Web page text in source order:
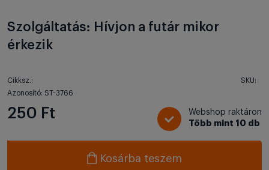
Szolgáltatás: Hívjon a futár mikor
érkezik
Cikksz.:
SKU:
Azonosító: ST-3766
250 Ft
Webshop raktáron
Több mint 10 db
Kosárba teszem